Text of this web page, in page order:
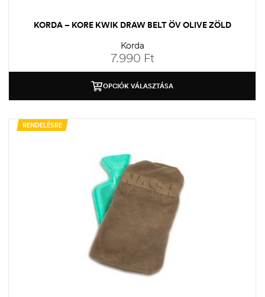
KORDA – KORE KWIK DRAW BELT ÖV OLIVE ZÖLD
Korda
7.990 Ft
OPCIÓK VÁLASZTÁSA
RENDELÉSRE